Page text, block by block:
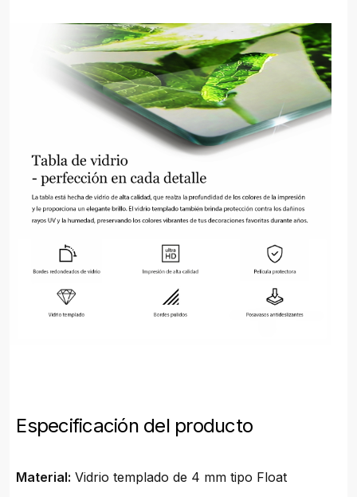
Especificación del producto
Material: Vidrio templado de 4 mm tipo Float